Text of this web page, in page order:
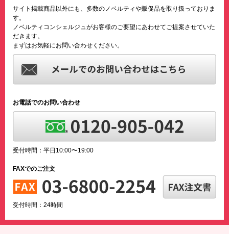
サイト掲載商品以外にも、多数のノベルティや販促品を取り扱っておりま
す。
ノベルティコンシェルジュがお客様のご要望にあわせてご提案させていた
だきます。
まずはお気軽にお問い合わせください。
お電話でのお問い合わせ
受付時間：平日10:00〜19:00
FAXでのご注文
受付時間：24時間